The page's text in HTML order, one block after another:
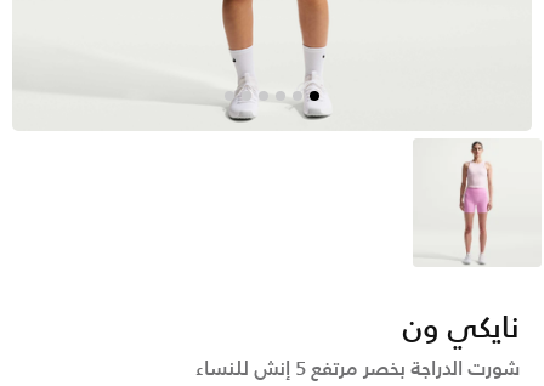
وردي
نايكي ون
شورت الدراجة بخصر مرتفع 5 إنش للنساء